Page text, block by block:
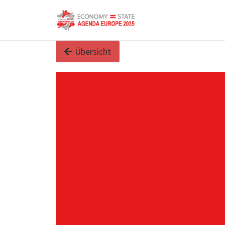
Übersicht